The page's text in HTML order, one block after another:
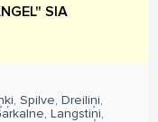
SIA
Spilve, Dreiliņi,
Langstiņi,